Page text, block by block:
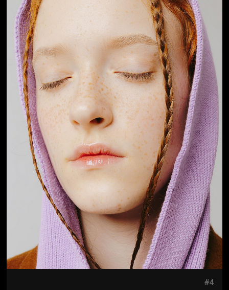
Jön még kép!
#4